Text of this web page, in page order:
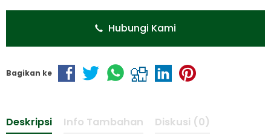
Hubungi Kami
Bagikan ke
Deskripsi Info Tambahan Diskusi (0)